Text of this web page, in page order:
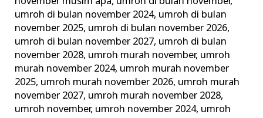
umroh di bulan november 2024, umroh di bulan
november 2025, umroh di bulan november 2026,
umroh di bulan november 2027, umroh di bulan
november 2028, umroh murah november, umroh
murah november 2024, umroh murah november
2025, umroh murah november 2026, umroh murah
november 2027, umroh murah november 2028,
umroh november, umroh november 2024, umroh